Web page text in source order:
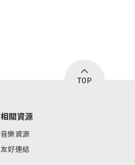
TOP
相關資源
音樂資源
友好連結